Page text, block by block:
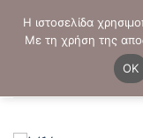
στο
ΤΗΛΕΦΩΝΙΚΕΣ
Η ιστοσελίδα
Με τη χρήση της
OK